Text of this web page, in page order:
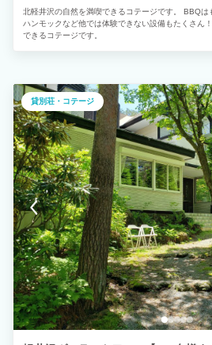
北軽井沢の自然を満喫できるコテージです。 BBQは
ハンモックなど他では体験できない設備もたくさん
できるコテージです。
貸別荘・コテージ